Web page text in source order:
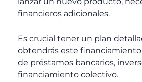
financieros adicionales.
Es crucial tener un plan
obtendrás este
de préstamos bancarios,
financiamiento colectivo.